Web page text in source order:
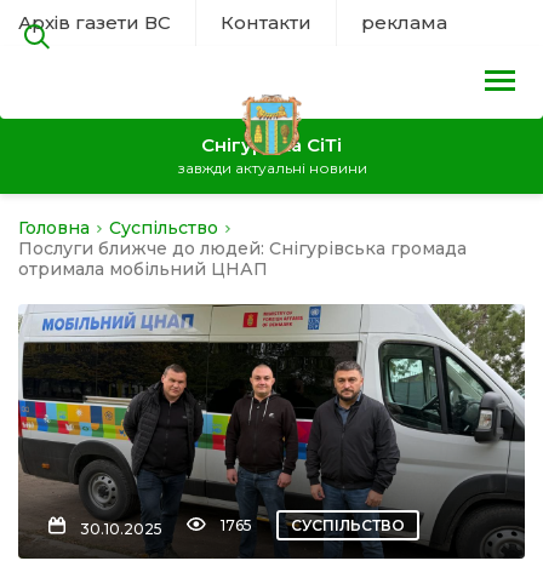
Архів газети ВС Контакти реклама
Снігурівка СіТі
завжди актуальні новини
Головна
Суспільство
Послуги ближче до людей: Снігурівська громада
отримала мобільний ЦНАП
30.10.2025 1765 СУСПІЛЬСТВО